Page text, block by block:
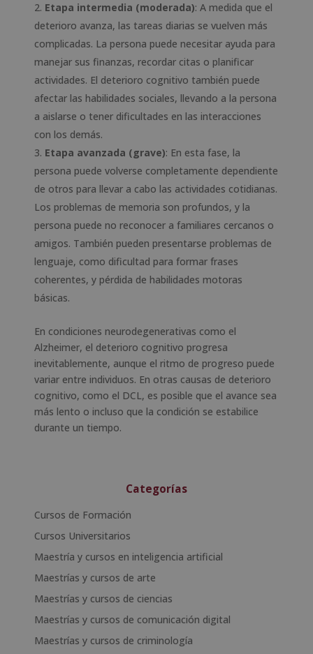
Etapa intermedia (moderada): A medida que el
deterioro avanza, las tareas diarias se vuelven más
complicadas. La persona puede necesitar ayuda para
manejar sus finanzas, recordar citas o planificar
actividades. El deterioro cognitivo también puede
afectar las habilidades sociales, llevando a la persona
a aislarse o tener dificultades en las interacciones
con los demás.
Etapa avanzada (grave): En esta fase, la
persona puede volverse completamente dependiente
de otros para llevar a cabo las actividades cotidianas.
Los problemas de memoria son profundos, y la
persona puede no reconocer a familiares cercanos o
amigos. También pueden presentarse problemas de
lenguaje, como dificultad para formar frases
coherentes, y pérdida de habilidades motoras
básicas.
En condiciones neurodegenerativas como el
Alzheimer, el deterioro cognitivo progresa
inevitablemente, aunque el ritmo de progreso puede
variar entre individuos. En otras causas de deterioro
cognitivo, como el DCL, es posible que el avance sea
más lento o incluso que la condición se estabilice
durante un tiempo.
Categorías
Cursos de Formación
Cursos Universitarios
Maestría y cursos en inteligencia artificial
Maestrías y cursos de arte
Maestrías y cursos de ciencias
Maestrías y cursos de comunicación digital
Maestrías y cursos de criminología